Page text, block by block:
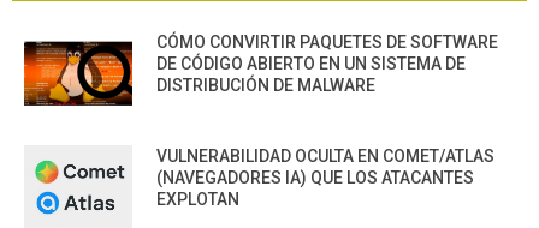
CÓMO CONVIRTIR PAQUETES DE SOFTWARE
DE CÓDIGO ABIERTO EN UN SISTEMA DE
DISTRIBUCIÓN DE MALWARE
VULNERABILIDAD OCULTA EN COMET/ATLAS
(NAVEGADORES IA) QUE LOS ATACANTES
EXPLOTAN